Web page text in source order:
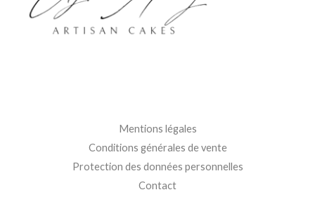
Mentions légales
Conditions générales de vente
Protection des données personnelles
Contact